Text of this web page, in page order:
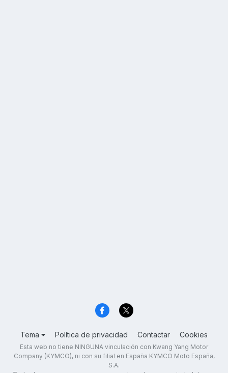
Tema Política de privacidad Contactar Cookies
Esta web no tiene NINGUNA vinculación con Kwang Yang Motor
Company (KYMCO), ni con su filial en España KYMCO Moto España,
S.A.